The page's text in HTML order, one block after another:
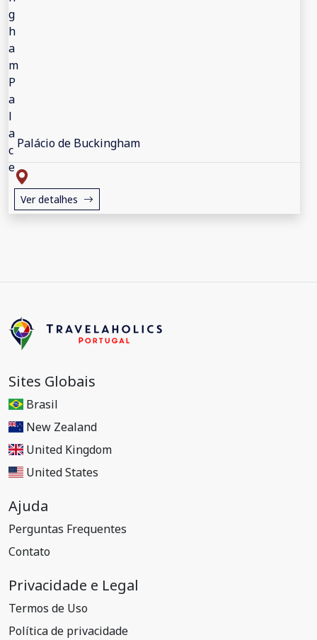
Palácio de Buckingham
Ver detalhes
Sites Globais
Brasil
New Zealand
United Kingdom
United States
Ajuda
Perguntas Frequentes
Contato
Privacidade e Legal
Termos de Uso
Política de privacidade